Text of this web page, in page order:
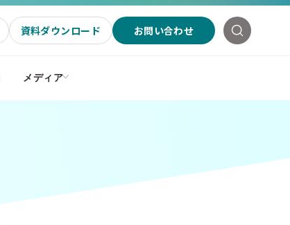
資料ダウンロード お問い合わせ
メディア